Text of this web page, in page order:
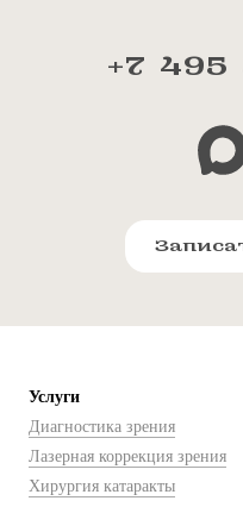
+7 495
Услуги
Диагностика зрения
Лазерная коррекция зрения
Хирургия катаракты